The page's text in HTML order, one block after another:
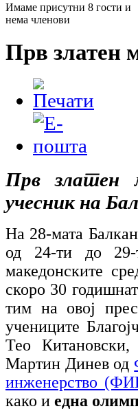
Имаме присутни 8 гости и
нема членови
Прв златен
Прв златен
учесник на
На 28-мата
од 24-ти до
македонските
скоро 30
тим на овој
учениците
Тео
Мартин Динев од
инженерство
како и една